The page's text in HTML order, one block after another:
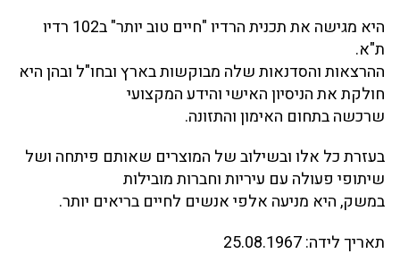
היא מגישה את תכנית הרדיו "חיים טוב יותר" ב102 רדיו
ת"א.
ההרצאות והסדנאות שלה מבוקשות בארץ ובחו"ל ובהן היא
חולקת את הניסיון האישי והידע המקצועי
שרכשה בתחום האימון והתזונה.
בעזרת כל אלו ובשילוב של המוצרים שאותם פיתחה ושל
שיתופי פעולה עם עיריות וחברות מובילות
במשק, היא מניעה אלפי אנשים לחיים בריאים יותר.
תאריך לידה: